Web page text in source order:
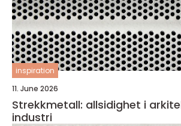
inspiration
11. June 2026
Strekkmetall: allsidighet i
industri